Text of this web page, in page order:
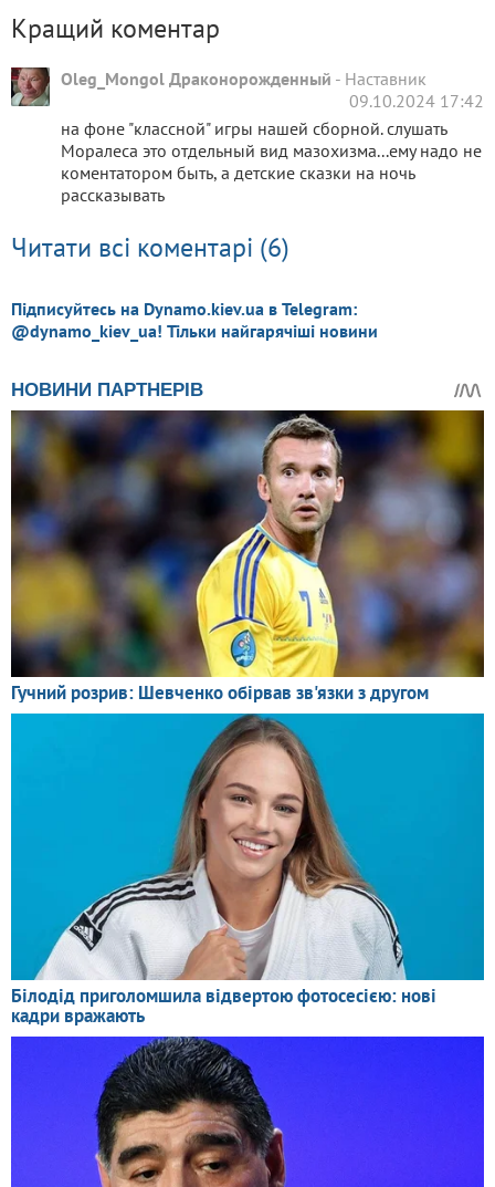
Кращий коментар
Oleg_Mongol Драконорожденный - Наставник
09.10.2024 17:42
на фоне "классной" игры нашей сборной. слушать
Моралеса это отдельный вид мазохизма...ему надо не
коментатором быть, а детские сказки на ночь
рассказывать
Читати всі коментарі (6)
Підписуйтесь на Dynamo.kiev.ua в Telegram:
@dynamo_kiev_ua! Тільки найгарячіші новини